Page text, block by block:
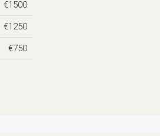
€1500
€1250
€750